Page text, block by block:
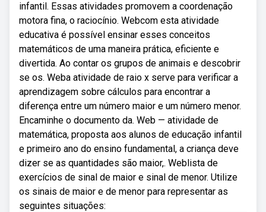
infantil. Essas atividades promovem a coordenação
motora fina, o raciocínio. Webcom esta atividade
educativa é possível ensinar esses conceitos
matemáticos de uma maneira prática, eficiente e
divertida. Ao contar os grupos de animais e descobrir
se os. Weba atividade de raio x serve para verificar a
aprendizagem sobre cálculos para encontrar a
diferença entre um número maior e um número menor.
Encaminhe o documento da. Web — atividade de
matemática, proposta aos alunos de educação infantil
e primeiro ano do ensino fundamental, a criança deve
dizer se as quantidades são maior,. Weblista de
exercícios de sinal de maior e sinal de menor. Utilize
os sinais de maior e de menor para representar as
seguintes situações: